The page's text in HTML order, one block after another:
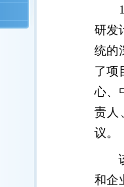
研发
统的
了项
心、
责人
议。
和企